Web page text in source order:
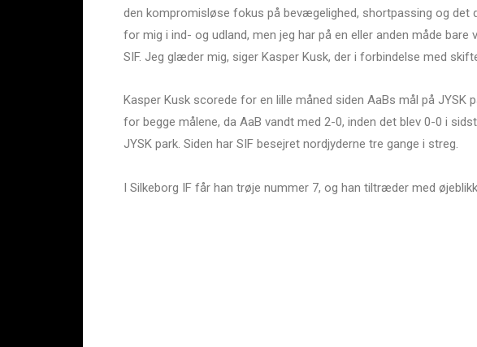
den kompromisløse fokus på bevægelighed, shortpassing og det
for mig i ind- og udland, men jeg har på en eller anden måde
SIF. Jeg glæder mig, siger Kasper Kusk, der i forbindelse med
Kasper Kusk scorede for en lille måned siden AaBs mål på JYSK
for begge målene, da AaB vandt med 2-0, inden det blev 0-0 i
JYSK park. Siden har SIF besejret nordjyderne tre gange i streg.
I Silkeborg IF får han trøje nummer 7, og han tiltræder med